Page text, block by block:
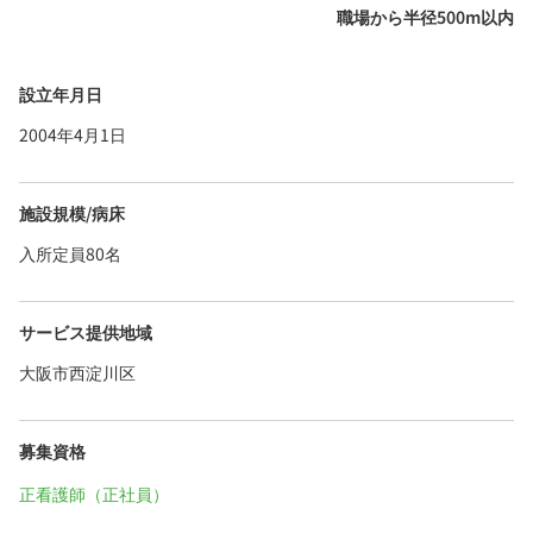
職場から半径500m以内
設立年月日
2004年4月1日
施設規模/病床
入所定員80名
サービス提供地域
大阪市西淀川区
募集資格
正看護師（正社員）